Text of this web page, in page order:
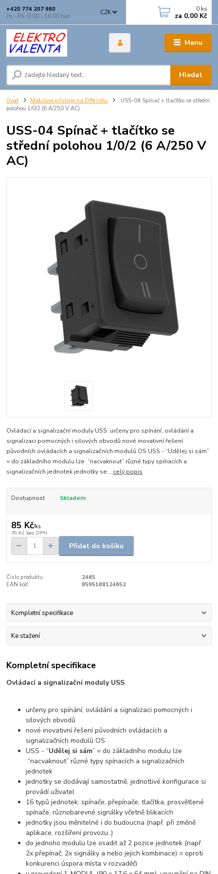
Menu
CZK
Hledat
+420 774 207 980
Po - Pá: 8.00 - 16.00 hod.
0 ks
za 0,00 Kč
Úvod Modulové přístroje na DIN lištu
USS-04 Spínač + tlačítko se střední
polohou 1/0/2 (6 A/250 V AC)
USS-04 Spínač + tlačítko se
střední polohou 1/0/2 (6 A/250 V
AC)
Ovládací a signalizační moduly USS určeny pro spínání, ovládání a
signalizaci pomocných i silových obvodů nové inovativní řešení
původních ovládacích a signalizačních modulů OS USS - “Udělej si sám”
= do základního modulu lze “nacvaknout” různé typy spínacích a
signalizačních jednotek jednotky se... celý popis
Dostupnost Skladem
85 Kč/ks
70 Kč bez DPH
Přidat do košíku
Číslo produktu:
2465
EAN kód:
8595188124652
Kompletní specifikace
Ke stažení
Kompletní specifikace
Ovládací a signalizační moduly USS
určeny pro spínání, ovládání a signalizaci pomocných i
silových obvodů
nové inovativní řešení původních ovládacích a
signalizačních modulů OS
USS - “Udělej si sám” = do základního modulu lze
“nacvaknout” různé typy spínacích a signalizačních
jednotek
jednotky se dodávají samostatně, jednotlivé konfigurace si
provádí uživatel
16 typů jednotek: spínače, přepínače, tlačítka, prosvětlené
spínače, různobarevné signálky včetně blikacích
jednotky jsou měnitelné i do budoucna (např. při změně
aplikace, rozšíření provozu..)
do jednoho modulu lze osadit až 2 pozice jednotek (např.
2x přepínač, 2x signálky a nebo jejich kombinace) = oproti
konkurenci úspora místa v rozvaděči